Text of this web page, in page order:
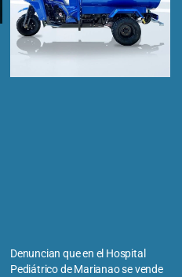
Denuncian que en el Hospital
Pediátrico de Marianao se vende